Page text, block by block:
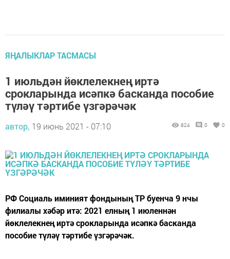
ЯҢАЛЫКЛАР ТАСМАСЫ
1 июльдән йөклелекнең иртә
срокларында исәпкә басканда пособие
түләү тәртибе үзгәрәчәк
автор, 19 июнь 2021 - 07:10 824 0 0
РФ Социаль иминият фондының ТР буенча 9 нчы
филиалы хәбәр итә: 2021 елның 1 июленнән
йөклелекнең иртә срокларында исәпкә басканда
пособие түләү тәртибе үзгәрәчәк.